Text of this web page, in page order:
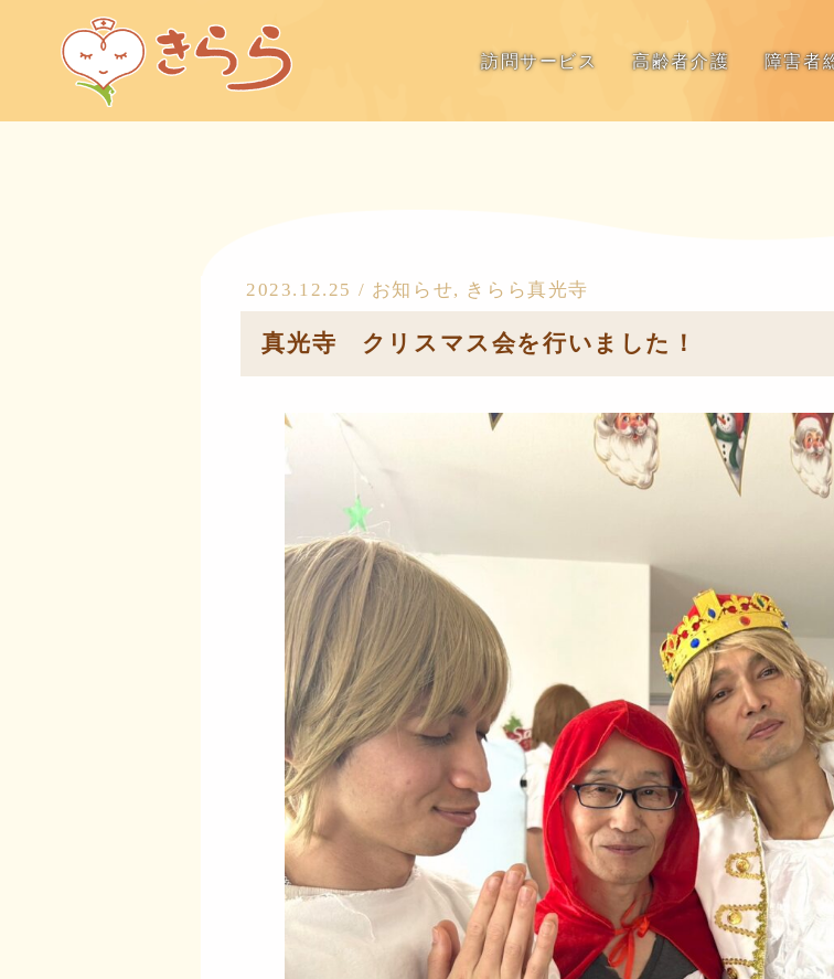
訪問サービス 高齢者介護 障害者
2023.12.25 / お知らせ, きらら真光寺
真光寺 クリスマス会を行いました！